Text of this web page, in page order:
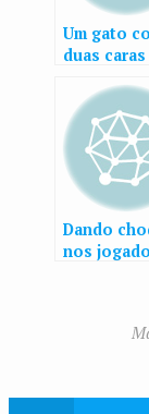
Um gato
duas caras
Dando
nos